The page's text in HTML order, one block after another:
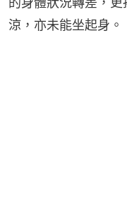
涼，亦未能坐起身。